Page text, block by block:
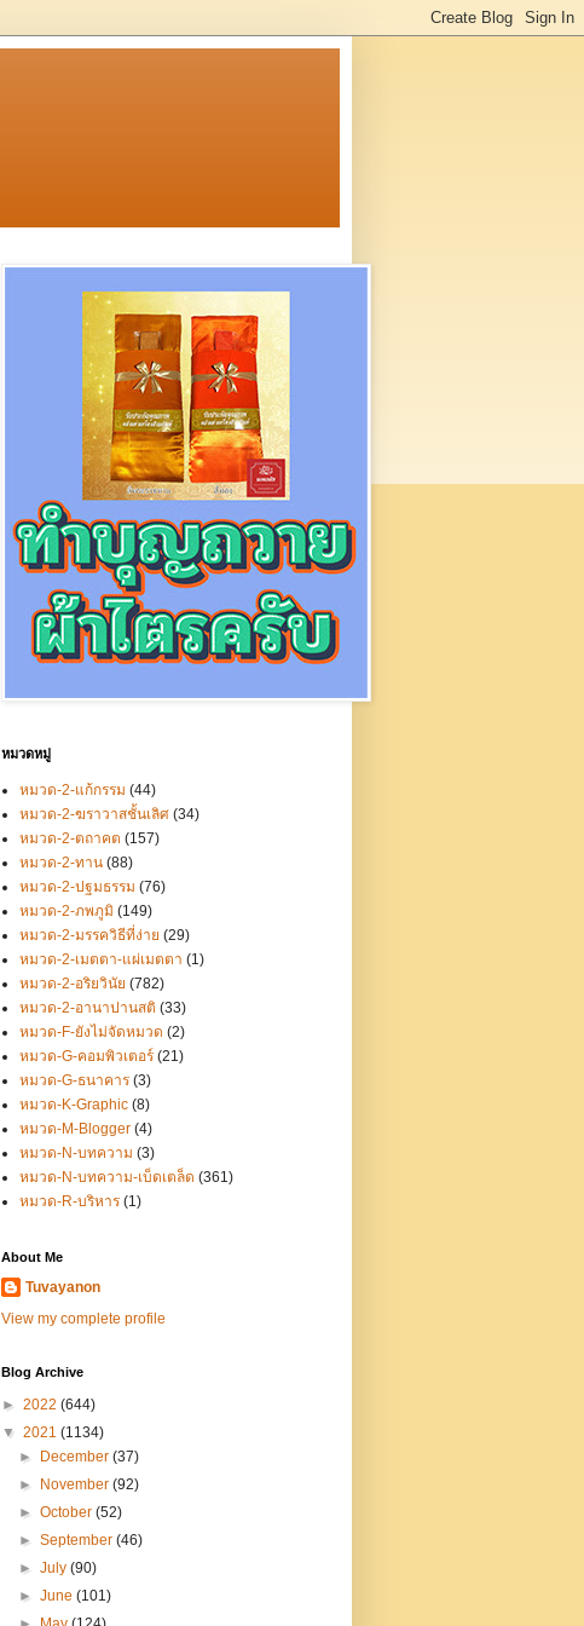
หมวดหมู่
หมวด-2-แก้กรรม (44)
หมวด-2-ฆราวาสชั้นเลิศ (34)
หมวด-2-ตถาคต (157)
หมวด-2-ทาน (88)
หมวด-2-ปฐมธรรม (76)
หมวด-2-ภพภูมิ (149)
หมวด-2-มรรควิธีที่ง่าย (29)
หมวด-2-เมตตา-แผ่เมตตา (1)
หมวด-2-อริยวินัย (782)
หมวด-2-อานาปานสติ (33)
หมวด-F-ยังไม่จัดหมวด (2)
หมวด-G-คอมพิวเตอร์ (21)
หมวด-G-ธนาคาร (3)
หมวด-K-Graphic (8)
หมวด-M-Blogger (4)
หมวด-N-บทความ (3)
หมวด-N-บทความ-เบ็ดเตล็ด (361)
หมวด-R-บริหาร (1)
About Me
Tuvayanon
View my complete profile
Blog Archive
► 2022 (644)
▼ 2021 (1134)
►
December(37)
►
November(92)
►October(52)
►September(46)
►July(90)
►June(101)